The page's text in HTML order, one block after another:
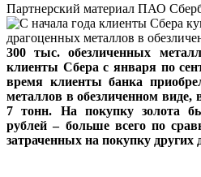
Партнерский материал ПАО
300 тыс. обезличенных
клиенты Сбера с января по
время клиенты банка
металлов в обезличенном виде,
7 тонн. На покупку золота
рублей – больше всего по
затраченных на покупку других